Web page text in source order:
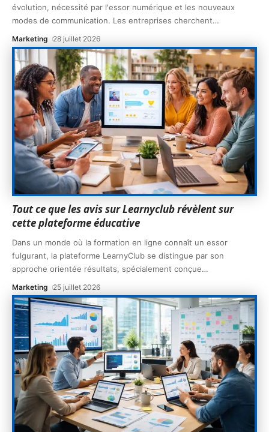
évolution, nécessité par l'essor numérique et les nouveaux
modes de communication. Les entreprises cherchent…
Marketing 28 juillet 2026
Tout ce que les avis sur Learnyclub révèlent sur
cette plateforme éducative
Dans un monde où la formation en ligne connaît un essor
fulgurant, la plateforme LearnyClub se distingue par son
approche orientée résultats, spécialement conçue…
Marketing 25 juillet 2026